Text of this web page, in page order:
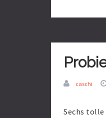
caschi
Sechs tolle